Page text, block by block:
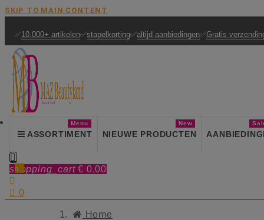
SKIP TO MAIN CONTENT
✅10.000+ artikelen✅stapelkorting✅altijd aanbiedingen✅Gratis
ASSORTIMENT
Menu
NIEUWE PRODUCTEN
New

shopping_cart € 0,00
0

 0
Home